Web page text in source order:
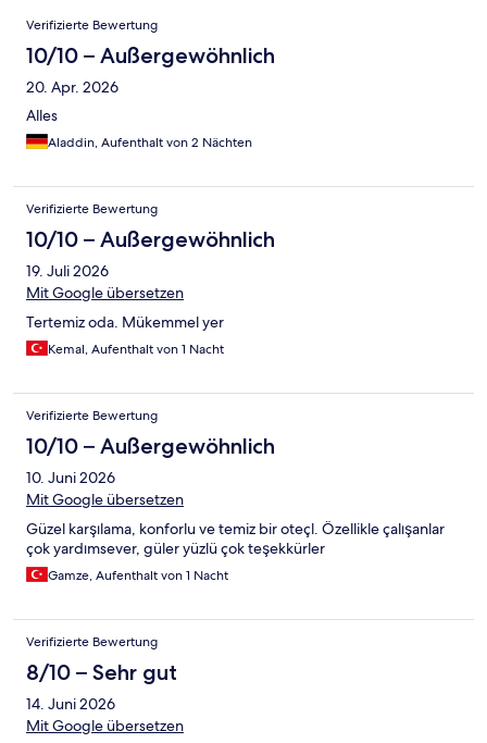
Bewertungen
Verifizierte Bewertung
10/10 – Außergewöhnlich
20. Apr. 2026
Alles
Aladdin, Aufenthalt von 2 Nächten
Verifizierte Bewertung
10/10 – Außergewöhnlich
19. Juli 2026
Mit Google übersetzen
Tertemiz oda. Mükemmel yer
Kemal, Aufenthalt von 1 Nacht
Verifizierte Bewertung
10/10 – Außergewöhnlich
10. Juni 2026
Mit Google übersetzen
Güzel karşılama, konforlu ve temiz bir oteçl. Özellikle çalışanlar
çok yardımsever, güler yüzlü çok teşekkürler
Gamze, Aufenthalt von 1 Nacht
Verifizierte Bewertung
8/10 – Sehr gut
14. Juni 2026
Mit Google übersetzen